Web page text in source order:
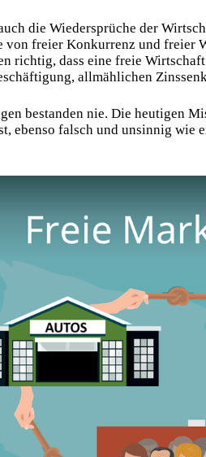
die Wiedersprüche der
von freier Konkurrenz und freier
richtig, dass eine freie
allmählichen
bestanden nie. Die heutigen
ebenso falsch und unsinnig